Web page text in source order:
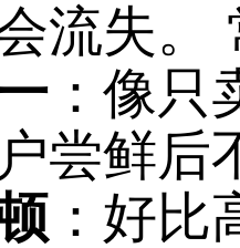
流失。
：像
尝鲜后
：好